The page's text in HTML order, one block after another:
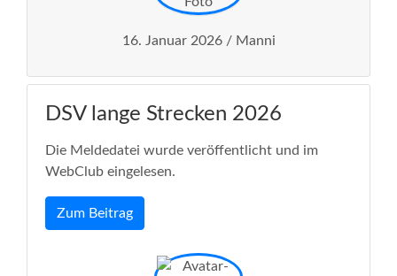
16. Januar 2026 / Manni
DSV lange Strecken 2026
Die Meldedatei wurde veröffentlicht und im
WebClub eingelesen.
Zum Beitrag